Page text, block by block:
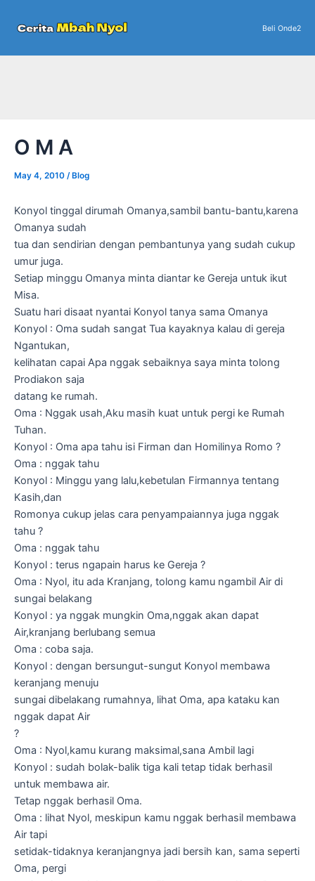
Beli Onde2
O M A
May 4, 2010 /Blog
Konyol tinggal dirumah Omanya,sambil bantu-bantu,karena
Omanya sudah
tua dan sendirian dengan pembantunya yang sudah cukup
umur juga.
Setiap minggu Omanya minta diantar ke Gereja untuk ikut
Misa.
Suatu hari disaat nyantai Konyol tanya sama Omanya
Konyol : Oma sudah sangat Tua kayaknya kalau di gereja
Ngantukan,
kelihatan capai Apa nggak sebaiknya saya minta tolong
Prodiakon saja
datang ke rumah.
Oma : Nggak usah,Aku masih kuat untuk pergi ke Rumah
Tuhan.
Konyol : Oma apa tahu isi Firman dan Homilinya Romo ?
Oma : nggak tahu
Konyol : Minggu yang lalu,kebetulan Firmannya tentang
Kasih,dan
Romonya cukup jelas cara penyampaiannya juga nggak
tahu ?
Oma : nggak tahu
Konyol : terus ngapain harus ke Gereja ?
Oma : Nyol, itu ada Kranjang, tolong kamu ngambil Air di
sungai belakang
Konyol : ya nggak mungkin Oma,nggak akan dapat
Air,kranjang berlubang semua
Oma : coba saja.
Konyol : dengan bersungut-sungut Konyol membawa
keranjang menuju
sungai dibelakang rumahnya, lihat Oma, apa kataku kan
nggak dapat Air
?
Oma : Nyol,kamu kurang maksimal,sana Ambil lagi
Konyol : sudah bolak-balik tiga kali tetap tidak berhasil
untuk membawa air.
Tetap nggak berhasil Oma.
Oma : lihat Nyol, meskipun kamu nggak berhasil membawa
Air tapi
setidak-tidaknya keranjangnya jadi bersih kan, sama seperti
Oma, pergi